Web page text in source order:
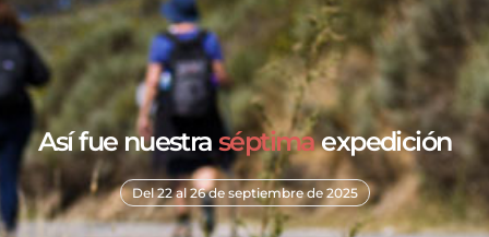
Así fue nuestraséptimaexpedición
Del 22 al 26 de septiembre de 2025